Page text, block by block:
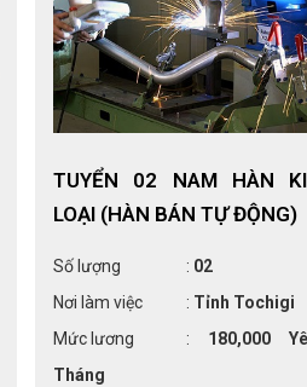
TUYỂN 02 NAM HÀN
LOẠI (HÀN BÁN TỰ ĐỘNG)
Số lượng : 02
Nơi làm việc
: Tỉnh Tochigi
Mức lương
: 180,000
Tháng